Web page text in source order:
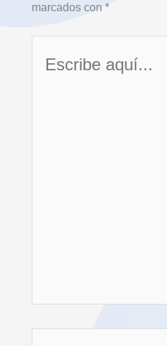
marcados con *
aquí...